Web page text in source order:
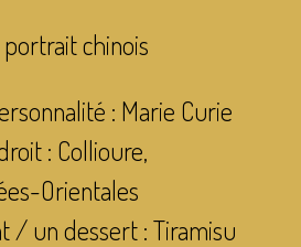
chinois
: Marie Curie
: Collioure,
Orientales
/ un dessert : Tiramisu